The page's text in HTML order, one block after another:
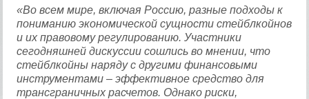
«Во всем мире, включая Россию, разные подходы к
пониманию экономической сущности стейблкойнов
и их правовому регулированию. Участники
сегодняшней дискуссии сошлись во мнении, что
стейблкойны наряду с другими финансовыми
инструментами –эффективноесредство для
трансграничных расчетов. Однако риски,